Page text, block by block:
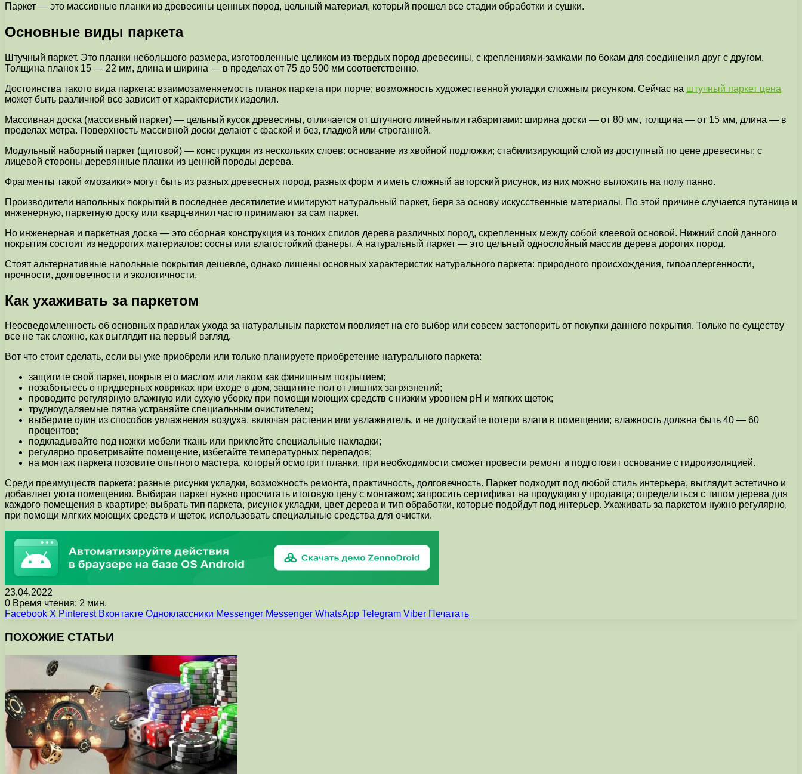
Паркет — это массивные планки из древесины ценных пород, цельный материал, который прошел все стадии обработки и сушки.
Основные виды паркета
Штучный паркет. Это планки небольшого размера, изготовленные целиком из твердых пород древесины, с креплениями-замками по бокам для соединения друг с другом.
Толщина планок 15 — 22 мм, длина и ширина — в пределах от 75 до 500 мм соответственно.
Достоинства такого вида паркета: взаимозаменяемость планок паркета при порче; возможность художественной укладки сложным рисунком. Сейчас на штучный паркет цена
может быть различной все зависит от характеристик изделия.
Массивная доска (массивный паркет) — цельный кусок древесины, отличается от штучного линейными габаритами: ширина доски — от 80 мм, толщина — от 15 мм, длина — в
пределах метра. Поверхность массивной доски делают с фаской и без, гладкой или строганной.
Модульный наборный паркет (щитовой) — конструкция из нескольких слоев: основание из хвойной подложки; стабилизирующий слой из доступный по цене древесины; с
лицевой стороны деревянные планки из ценной породы дерева.
Фрагменты такой «мозаики» могут быть из разных древесных пород, разных форм и иметь сложный авторский рисунок, из них можно выложить на полу панно.
Производители напольных покрытий в последнее десятилетие имитируют натуральный паркет, беря за основу искусственные материалы. По этой причине случается путаница и
инженерную, паркетную доску или кварц-винил часто принимают за сам паркет.
Но инженерная и паркетная доска — это сборная конструкция из тонких спилов дерева различных пород, скрепленных между собой клеевой основой. Нижний слой данного
покрытия состоит из недорогих материалов: сосны или влагостойкий фанеры. А натуральный паркет — это цельный однослойный массив дерева дорогих пород.
Стоят альтернативные напольные покрытия дешевле, однако лишены основных характеристик натурального паркета: природного происхождения, гипоаллергенности,
прочности, долговечности и экологичности.
Как ухаживать за паркетом
Неосведомленность об основных правилах ухода за натуральным паркетом повлияет на его выбор или совсем застопорить от покупки данного покрытия. Только по существу
все не так сложно, как выглядит на первый взгляд.
Вот что стоит сделать, если вы уже приобрели или только планируете приобретение натурального паркета:
защитите свой паркет, покрыв его маслом или лаком как финишным покрытием;
позаботьтесь о придверных ковриках при входе в дом, защитите пол от лишних загрязнений;
проводите регулярную влажную или сухую уборку при помощи моющих средств с низким уровнем pH и мягких щеток;
трудноудаляемые пятна устраняйте специальным очистителем;
выберите один из способов увлажнения воздуха, включая растения или увлажнитель, и не допускайте потери влаги в помещении; влажность должна быть 40 — 60
процентов;
подкладывайте под ножки мебели ткань или приклейте специальные накладки;
регулярно проветривайте помещение, избегайте температурных перепадов;
на монтаж паркета позовите опытного мастера, который осмотрит планки, при необходимости сможет провести ремонт и подготовит основание с гидроизоляцией.
Среди преимуществ паркета: разные рисунки укладки, возможность ремонта, практичность, долговечность. Паркет подходит под любой стиль интерьера, выглядит эстетично и
добавляет уюта помещению. Выбирая паркет нужно просчитать итоговую цену с монтажом; запросить сертификат на продукцию у продавца; определиться с типом дерева для
каждого помещения в квартире; выбрать тип паркета, рисунок укладки, цвет дерева и тип обработки, которые подойдут под интерьер. Ухаживать за паркетом нужно регулярно,
при помощи мягких моющих средств и щеток, использовать специальные средства для очистки.
23.04.2022
0 Время чтения: 2 мин.
Facebook X Pinterest Вконтакте Одноклассники Messenger Messenger WhatsApp Telegram Viber Печатать
ПОХОЖИЕ СТАТЬИ